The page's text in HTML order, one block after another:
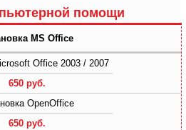
помощи
MS Office
Office 2003 / 2007
650 руб.
OpenOffice
650 руб.